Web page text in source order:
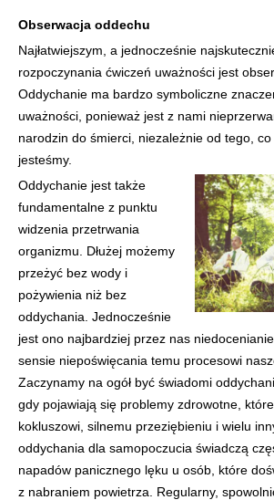
Obserwacja oddechu
Najłatwiejszym, a jednocześnie
rozpoczynania ćwiczeń uważności jest
Oddychanie ma bardzo symboliczne
uważności, ponieważ jest z nami
narodzin do śmierci, niezależnie od tego,
jesteśmy.
Oddychanie jest także
fundamentalne z punktu
widzenia przetrwania
organizmu. Dłużej możemy
przeżyć bez wody i
pożywienia niż bez
oddychania. Jednocześnie
jest ono najbardziej przez nas
sensie niepoświęcania temu procesowi
Zaczynamy na ogół być świadomi
gdy pojawiają się problemy zdrowotne,
kokluszowi, silnemu przeziębieniu i wielu
oddychania dla samopoczucia świadczą
napadów panicznego lęku u osób, które
z nabraniem powietrza. Regularny,